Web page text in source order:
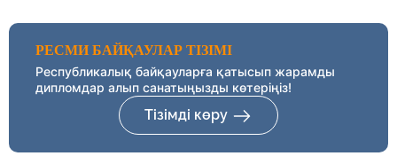
РЕСМИ БАЙҚАУЛАР ТІЗІМІ
Республикалық байқауларға қатысып жарамды
дипломдар алып санатыңызды көтеріңіз!
Тізімді көру